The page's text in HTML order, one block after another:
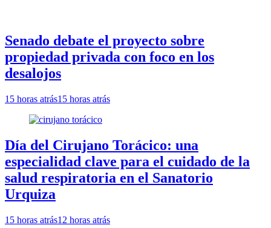
Senado debate el proyecto sobre
propiedad privada con foco en los
desalojos
15 horas atrás15 horas atrás
Día del Cirujano Torácico: una
especialidad clave para el cuidado de la
salud respiratoria en el Sanatorio
Urquiza
15 horas atrás12 horas atrás